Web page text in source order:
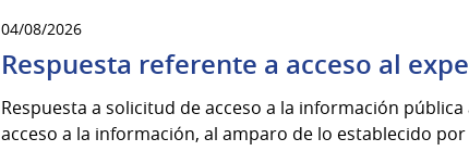
04/08/2026
Respuesta referente a acceso al
Respuesta a solicitud de acceso a la información
acceso a la información, al amparo de lo establecido por